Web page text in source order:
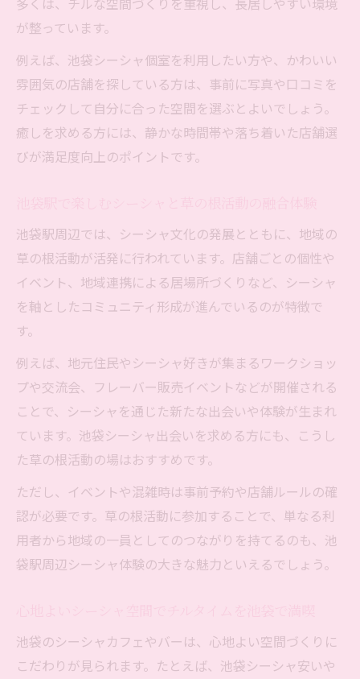
が整っています。
例えば、池袋シーシャ個室を利用したい方や、かわいい
雰囲気の店舗を探している方は、事前に写真や口コミを
チェックして自分に合った空間を選ぶとよいでしょう。
癒しを求める方には、静かな時間帯や落ち着いた店舗選
びが満足度向上のポイントです。
池袋駅周辺では、シーシャ文化の発展とともに、地域の
草の根活動が活発に行われています。店舗ごとの個性や
イベント、地域連携による居場所づくりなど、シーシャ
を軸としたコミュニティ形成が進んでいるのが特徴で
す。
例えば、地元住民やシーシャ好きが集まるワークショッ
プや交流会、フレーバー販売イベントなどが開催される
ことで、シーシャを通じた新たな出会いや体験が生まれ
ています。池袋シーシャ出会いを求める方にも、こうし
た草の根活動の場はおすすめです。
ただし、イベントや混雑時は事前予約や店舗ルールの確
認が必要です。草の根活動に参加することで、単なる利
用者から地域の一員としてのつながりを持てるのも、池
袋駅周辺シーシャ体験の大きな魅力といえるでしょう。
池袋のシーシャカフェやバーは、心地よい空間づくりに
こだわりが見られます。たとえば、池袋シーシャ安いや